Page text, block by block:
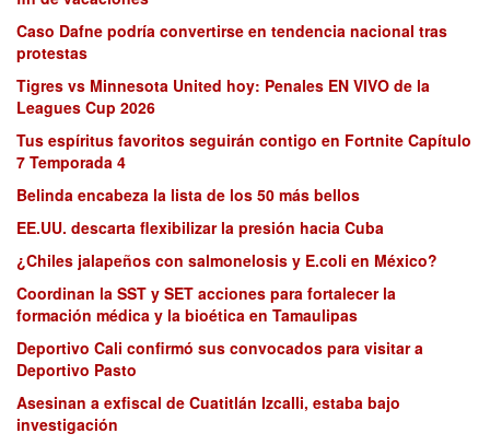
Caso Dafne podría convertirse en tendencia nacional tras
protestas
Tigres vs Minnesota United hoy: Penales EN VIVO de la
Leagues Cup 2026
Tus espíritus favoritos seguirán contigo en Fortnite Capítulo
7 Temporada 4
Belinda encabeza la lista de los 50 más bellos
EE.UU. descarta flexibilizar la presión hacia Cuba
¿Chiles jalapeños con salmonelosis y E.coli en México?
Coordinan la SST y SET acciones para fortalecer la
formación médica y la bioética en Tamaulipas
Deportivo Cali confirmó sus convocados para visitar a
Deportivo Pasto
Asesinan a exfiscal de Cuatitlán Izcalli, estaba bajo
investigación